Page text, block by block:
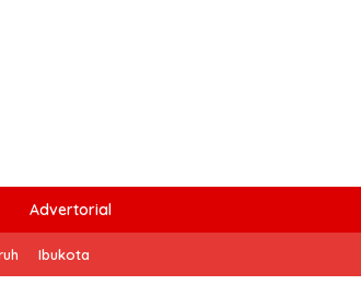
Advertorial
Ibukota